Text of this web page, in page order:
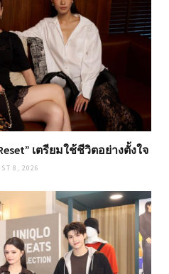
เตรียมใช้ชีวิตอย่างตั้งใจ
8, 2026